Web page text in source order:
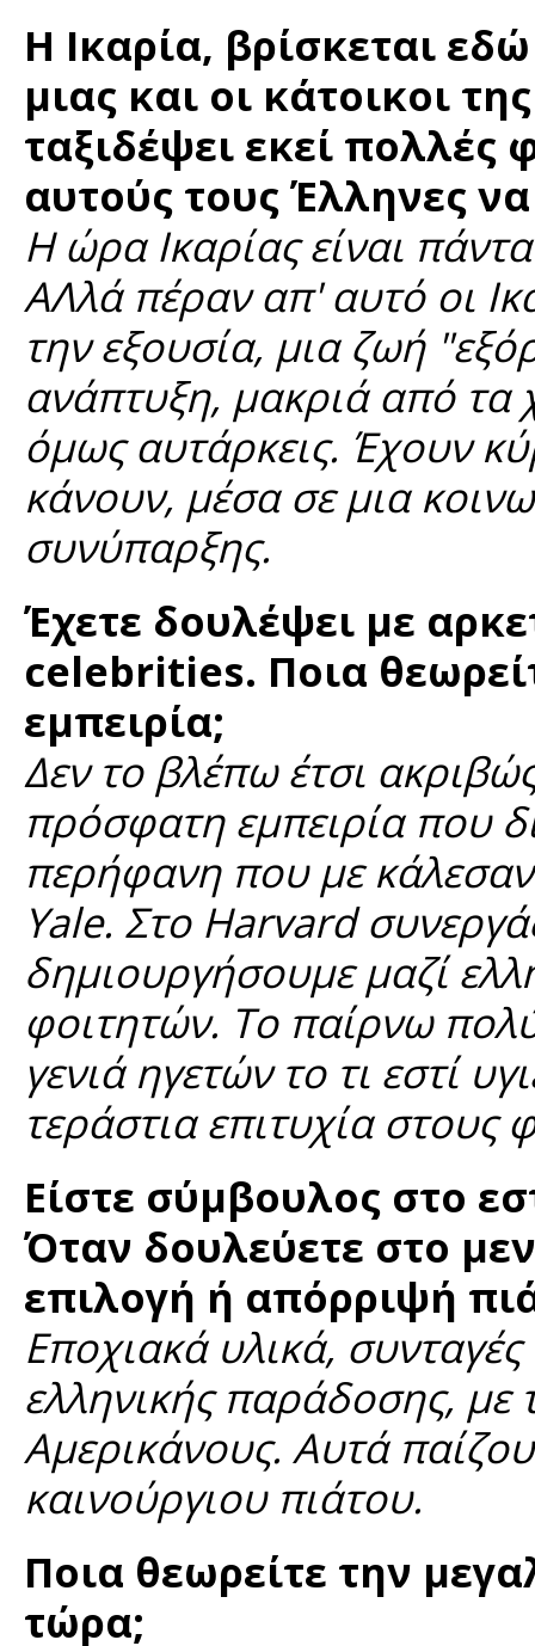
Η Ικαρία, βρίσκεται
μιας και οι κάτοικοι
ταξιδέψει εκεί πολλές
αυτούς τους Έλληνες
Η ώρα Ικαρίας είναι
ΑΛλά πέραν απ' αυτό οι
την εξουσία, μια ζωή
ανάπτυξη, μακριά από τα
όμως αυτάρκεις. Έχουν
κάνουν, μέσα σε μια
συνύπαρξης.
Έχετε δουλέψει με
celebrities. Ποια
εμπειρία;
Δεν το βλέπω έτσι
πρόσφατη εμπειρία που
περήφανη που με
Yale. Στο Harvard
δημιουργήσουμε μαζί
φοιτητών. Το παίρνω
γενιά ηγετών το τι εστί
τεράστια επιτυχία στους
Είστε σύμβουλος στο
Όταν δουλεύετε στο
επιλογή ή απόρριψή
Εποχιακά υλικά,
ελληνικής παράδοσης, με
Αμερικάνους. Αυτά
καινούργιου πιάτου.
Ποια θεωρείτε την
τώρα;